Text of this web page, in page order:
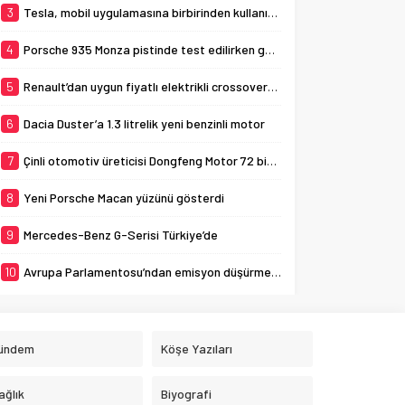
3 Tesla, mobil uygulamasına birbirinden kullanışlı 3 yeni özellik ekledi
4 Porsche 935 Monza pistinde test edilirken görüldü
5 Renault’dan uygun fiyatlı elektrikli crossover: Renault K-ZE
6 Dacia Duster’a 1.3 litrelik yeni benzinli motor
7 Çinli otomotiv üreticisi Dongfeng Motor 72 bin aracı geri çağırıyor
8 Yeni Porsche Macan yüzünü gösterdi
9 Mercedes-Benz G-Serisi Türkiye’de
10 Avrupa Parlamentosu’ndan emisyon düşürme adımı
Köşe Yazıları
Biyografi